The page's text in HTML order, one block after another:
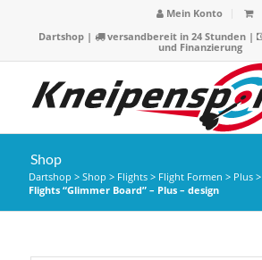
Mein Konto
Dartshop| versandbereit in 24 Stunden |
und Finanzierung
Shop
Dartshop > Shop > Flights> Flight Formen > Plus>
Flights “Glimmer Board” – Plus – design